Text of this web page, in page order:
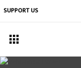
SUPPORT US